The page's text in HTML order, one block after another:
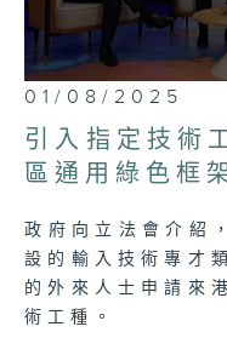
第二節：論事
• 就每集的議題
主持一起議事，
生重要議題，帶
關聯，增強觀眾
0
seconds
of
23
minutes,
7
01/08/2025
引入指定技術
區通用綠色框
政府向立法會介紹
設的輸入技術專才
的外來人士申請來
術工種。